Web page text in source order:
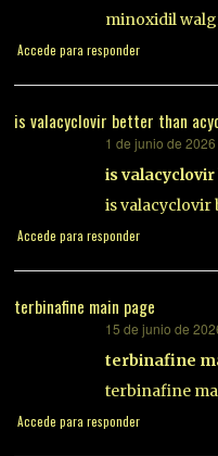
minoxidil
Accede para responder
is valacyclovir better than
1 de junio de
is
is valacyclovir
Accede para responder
terbinafine main page
15 de junio de
terbinafine
terbinafine
Accede para responder